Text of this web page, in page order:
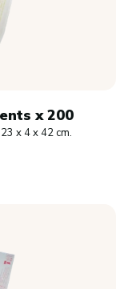
x 200
x 4 x 42 cm.